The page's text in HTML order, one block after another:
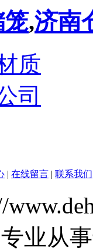
笼,济南
质
司
| 在线留言 | 联系我们
业从